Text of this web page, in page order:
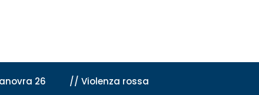
26 // Violenza rossa